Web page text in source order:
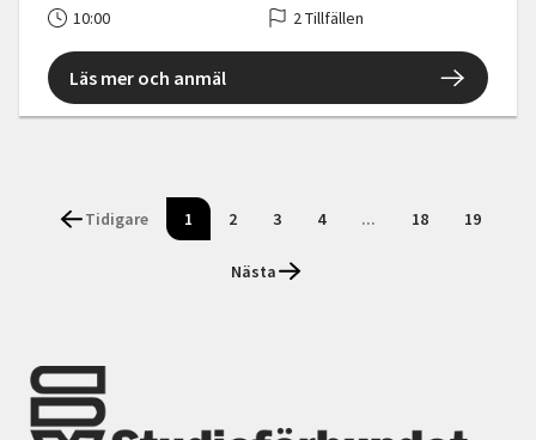
10:00
2 Tillfällen
Läs mer och anmäl
Tidigare 1 2 3 4 ... 18 19
Nästa